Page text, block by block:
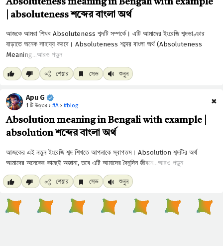
Absoluteness meaning in Bengali with example
| absoluteness শব্দের বাংলা অর্থ
আরও পড়ুন
শেয়ার সেভ শুনুন
Apu G
1 টি উত্তর › #A› #blog ✖
Absolution meaning in Bengali with example |
absolution শব্দের বাংলা অর্থ
আরও পড়ুন
শেয়ার সেভ শুনুন